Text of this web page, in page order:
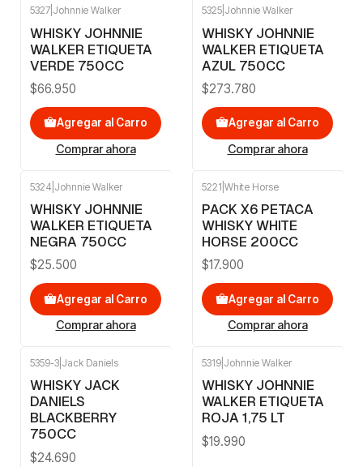
5327 Johnnie Walker
WHISKY JOHNNIE
WALKER ETIQUETA
VERDE 750CC
$66.950
Agregar al Carro
Comprar ahora
5325 Johnnie Walker
WHISKY JOHNNIE
WALKER ETIQUETA
AZUL 750CC
$273.780
Agregar al Carro
Comprar ahora
5324 Johnnie Walker
WHISKY JOHNNIE
WALKER ETIQUETA
NEGRA 750CC
$25.500
Agregar al Carro
Comprar ahora
5221 White Horse
PACK X6 PETACA
WHISKY WHITE
HORSE 200CC
$17.900
Agregar al Carro
Comprar ahora
5359-3 Jack Daniels
WHISKY JACK
DANIELS
BLACKBERRY
750CC
$24.690
5319 Johnnie Walker
WHISKY JOHNNIE
WALKER ETIQUETA
ROJA 1,75 LT
$19.990